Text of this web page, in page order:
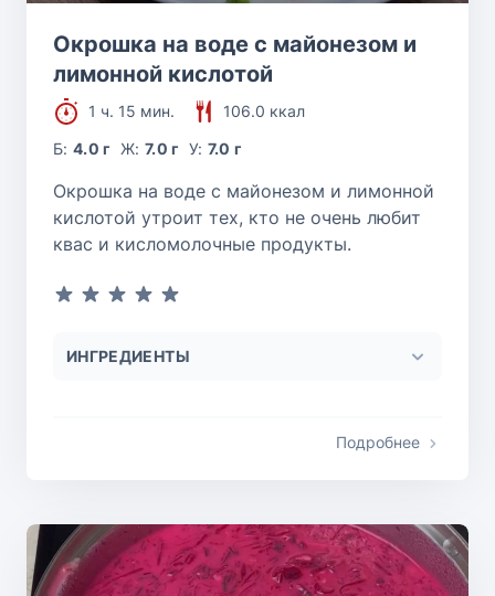
Окрошка на воде с майонезом и
лимонной кислотой
1 ч. 15 мин.
106.0 ккал
Б:4.0 г Ж: 7.0 г У: 7.0 г
Окрошка на воде с майонезом и лимонной
кислотой утроит тех, кто не очень любит
квас и кисломолочные продукты.
ИНГРЕДИЕНТЫ
Подробнее